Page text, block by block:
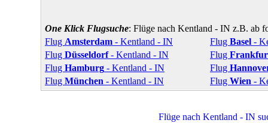
One Klick Flugsuche: Flüge nach Kentland - IN z.B. ab
Flug Amsterdam - Kentland - IN Flug Basel -
Flug Düsseldorf- Kentland - IN Flug
Flug Hamburg - Kentland - IN Flug
Flug München - Kentland - IN Flug Wien -